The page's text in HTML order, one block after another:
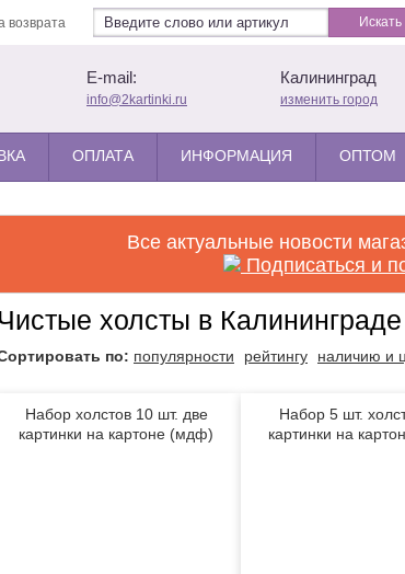
возврата Искать
E-mail:
info@2kartinki.ru
Калининград
изменить город
ОПЛАТА ИНФОРМАЦИЯ ОПТОМ
Все актуальные новости
Подписаться и
Чистые холсты в Калининграде
по: популярности рейтингу наличию и
Набор холстов 10 шт. две
картинки на картоне (мдф)
Набор 5 шт.
картинки на